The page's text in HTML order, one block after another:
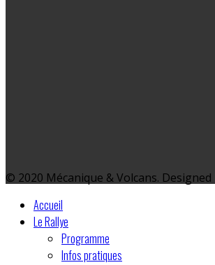
© 2020 Mécanique & Volcans. Designed
Accueil
Le Rallye
Programme
Infos pratiques